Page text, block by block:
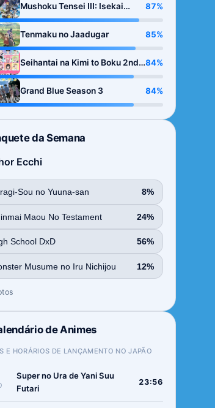
Mushoku Tensei III: Isekai
Ittara Honki Dasu
87%
Tenmaku no Jaadugar 85%
Seihantai na Kimi to Boku 2nd
Season
84%
Grand Blue Season 3 84%
da Semana
Ecchi
Sou no Yuuna-san 8%
Maou No Testament 24%
School DxD 56%
Musume no Iru Nichijou 12%
de Animes
E HORÁRIOS DE LANÇAMENTO NO JAPÃO
Super no Ura de Yani Suu
Futari
23:56